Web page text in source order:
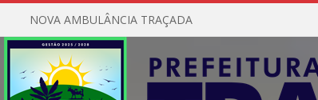
NOVA AMBULÂNCIA TRAÇADA